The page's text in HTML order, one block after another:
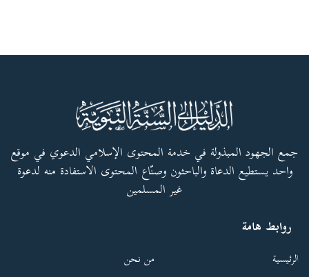
جمع الجهود المبذولة في خدمة المحتوى الإسلامي الدعوي في موقع
واحد يستطيع الدعاة والباحثون وصنّاع المحتوى الاستفادة منه لدعوة
غير المسلمين
روابط هامة
الرئيسية
من نحن